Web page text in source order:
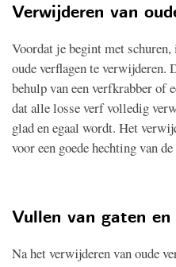
Verwijderen van
Voordat je begint met
oude verflagen te verwijderen.
behulp van een verfkrabber of
dat alle losse verf volledig
glad en egaal wordt. Het
voor een goede hechting van
Vullen van gaten en
Na het verwijderen van oude